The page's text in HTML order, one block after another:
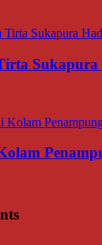
Sukapura